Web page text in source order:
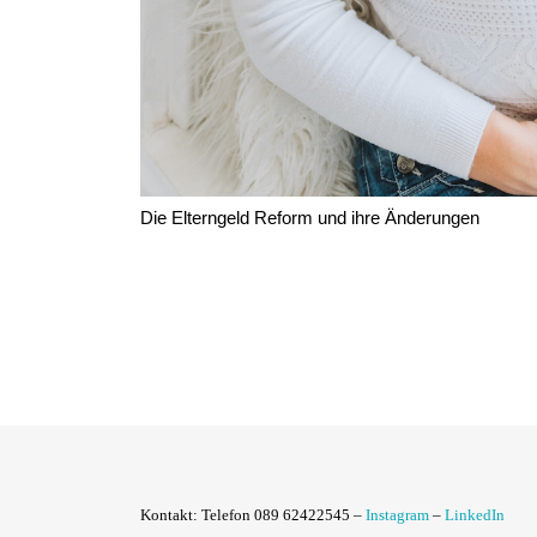
Die Elterngeld Reform und ihre Änderungen
Kontakt: Telefon 089 62422545 – Instagram – LinkedIn